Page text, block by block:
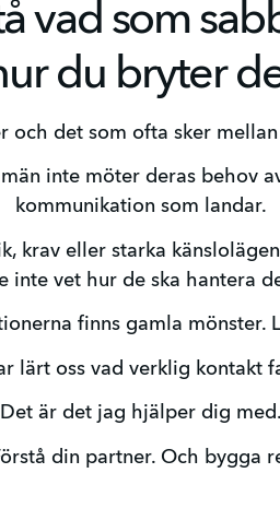
vad som
du bryter
och det som ofta sker
inte möter deras behov
kommunikation som landar.
krav eller starka
inte vet hur de ska hantera
finns gamla mönster.
lärt oss vad verklig kontakt
Det är det jag hjälper dig med.
din partner. Och bygga